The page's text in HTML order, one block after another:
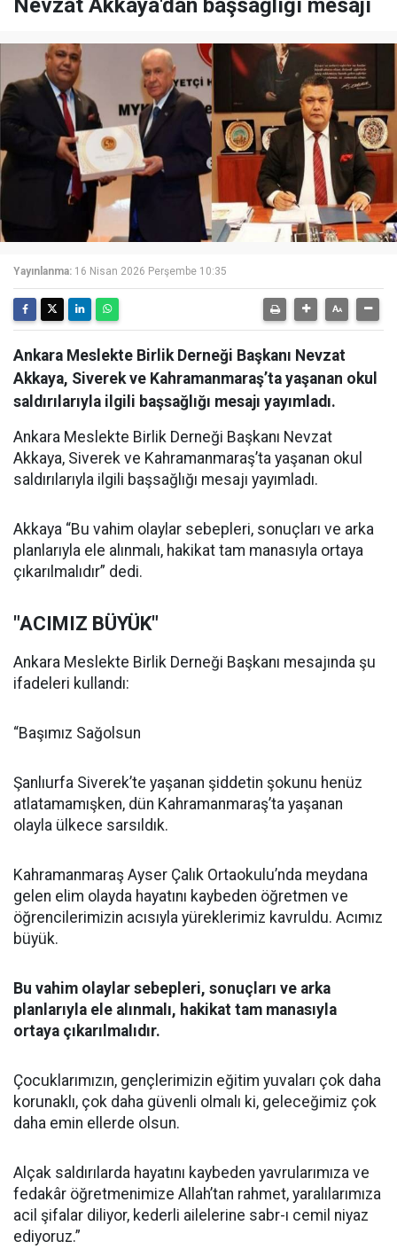
Nevzat Akkaya'dan başsağlığı mesajı
Yayınlanma: 16 Nisan 2026 Perşembe 10:35
Ankara Meslekte Birlik Derneği Başkanı Nevzat
Akkaya, Siverek ve Kahramanmaraş’ta yaşanan okul
saldırılarıyla ilgili başsağlığı mesajı yayımladı.
Ankara Meslekte Birlik Derneği Başkanı Nevzat
Akkaya, Siverek ve Kahramanmaraş’ta yaşanan okul
saldırılarıyla ilgili başsağlığı mesajı yayımladı.
Akkaya “Bu vahim olaylar sebepleri, sonuçları ve arka
planlarıyla ele alınmalı, hakikat tam manasıyla ortaya
çıkarılmalıdır” dedi.
"ACIMIZ BÜYÜK"
Ankara Meslekte Birlik Derneği Başkanı mesajında şu
ifadeleri kullandı:
“Başımız Sağolsun
Şanlıurfa Siverek’te yaşanan şiddetin şokunu henüz
atlatamamışken, dün Kahramanmaraş’ta yaşanan
olayla ülkece sarsıldık.
Kahramanmaraş Ayser Çalık Ortaokulu’nda meydana
gelen elim olayda hayatını kaybeden öğretmen ve
öğrencilerimizin acısıyla yüreklerimiz kavruldu. Acımız
büyük.
Bu vahim olaylar sebepleri, sonuçları ve arka
planlarıyla ele alınmalı, hakikat tam manasıyla
ortaya çıkarılmalıdır.
Çocuklarımızın, gençlerimizin eğitim yuvaları çok daha
korunaklı, çok daha güvenli olmalı ki, geleceğimiz çok
daha emin ellerde olsun.
Alçak saldırılarda hayatını kaybeden yavrularımıza ve
fedakâr öğretmenimize Allah’tan rahmet, yaralılarımıza
acil şifalar diliyor, kederli ailelerine sabr-ı cemil niyaz
ediyoruz.”